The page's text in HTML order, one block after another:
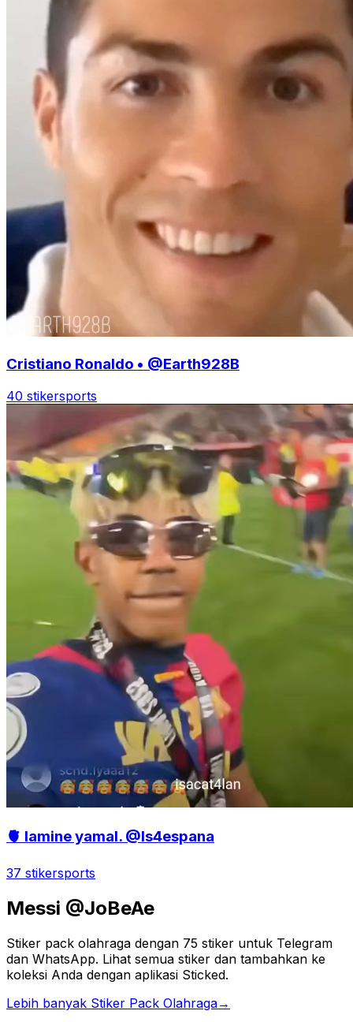
Cristiano Ronaldo • @Earth928B
40 stikersports
🫀 lamine yamal. @Is4espana
37 stikersports
Messi @JoBeAe
Stiker pack olahraga dengan 75 stiker untuk Telegram
dan WhatsApp. Lihat semua stiker dan tambahkan ke
koleksi Anda dengan aplikasi Sticked.
Lebih banyak Stiker Pack Olahraga→